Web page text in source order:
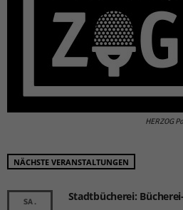
HERZOG
NÄCHSTE VERANSTALTUNGEN
SA. Stadtbücherei: